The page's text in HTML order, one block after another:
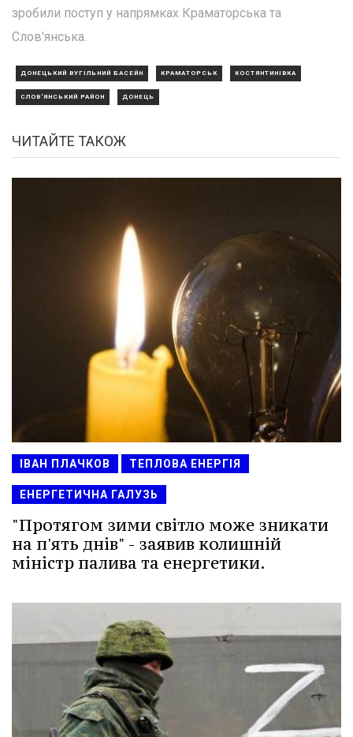
зробили поступ у напрямках Краматорська та
Слов'янська.
ДОНЕЦЬКИЙ ВУГІЛЬНИЙ БАСЕЙН КРАМАТОРСЬК КОСТЯНТИНІВКА
СЛОВ'ЯНСЬКИЙ РАЙОН ДОНЕЦЬ
ЧИТАЙТЕ ТАКОЖ
ІВАН ПЛАЧКОВ ТЕПЛОВА ЕНЕРГІЯ
ЕНЕРГЕТИЧНА ГАЛУЗЬ
"Протягом зими світло може зникати
на п'ять днів" - заявив колишній
міністр палива та енергетики.